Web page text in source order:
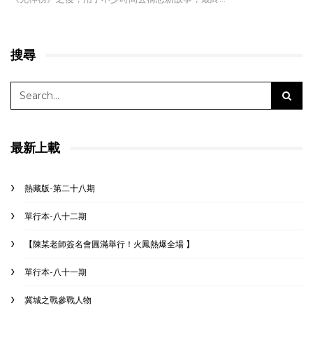
搜尋
最新上載
熱藏版-第二十八期
單行本-八十二期
【陳某老師簽名會圓滿舉行！火鳳熱爆全場 】
單行本-八十一期
冀城之戰參戰人物